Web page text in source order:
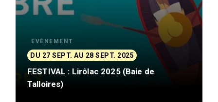
ÉVÈNEMENT
DU 27 SEPT. AU 28 SEPT. 2025
FESTIVAL : Lirôlac 2025 (Baie de
Talloires)